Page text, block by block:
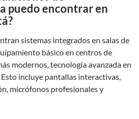
puedo encontrar en
sistemas integrados en salas de
básico en centros de
modernos, tecnología avanzada en
incluye pantallas interactivas,
micrófonos profesionales y